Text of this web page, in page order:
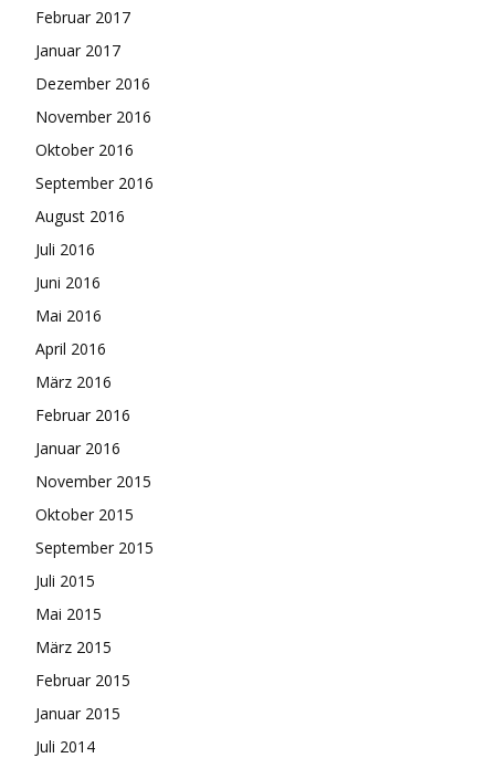
Februar 2017
Januar 2017
Dezember 2016
November 2016
Oktober 2016
September 2016
August 2016
Juli 2016
Juni 2016
Mai 2016
April 2016
März 2016
Februar 2016
Januar 2016
November 2015
Oktober 2015
September 2015
Juli 2015
Mai 2015
März 2015
Februar 2015
Januar 2015
Juli 2014